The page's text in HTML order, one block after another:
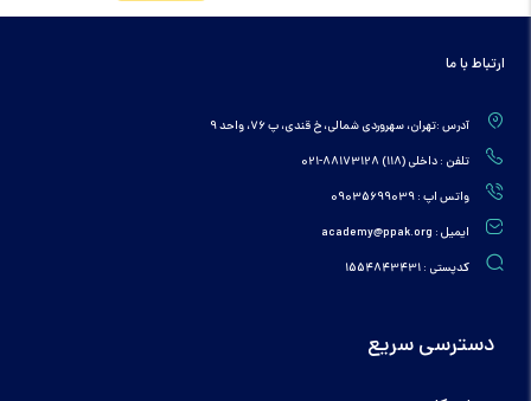
ارتباط با ما
آدرس :تهران، سهروردی شمالی، خ قندی، پ 76، واحد 9
تلفن : داخلی (118) 88173128-021
واتس اپ : 09035699039
ایمیل : academy@ppak.org
کدپستی : 1554843431
دسترسی سریع